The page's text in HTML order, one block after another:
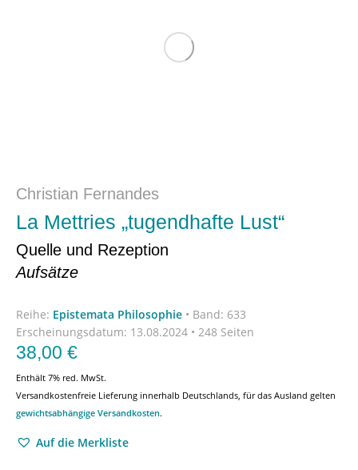
Christian Fernandes
La Mettries „tugendhafte Lust“
Quelle und Rezeption
Aufsätze
Reihe: Epistemata Philosophie • Band: 633
Erscheinungsdatum: 13.08.2024 • 248 Seiten
38,00 €
Enthält 7% red. MwSt.
Versandkostenfreie Lieferung innerhalb Deutschlands, für das Ausland gelten
gewichtsabhängige Versandkosten.
Auf die Merkliste